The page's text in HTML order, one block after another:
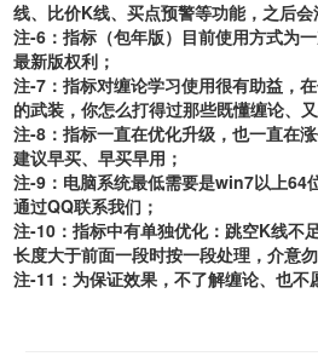
线、比价K线、买点预警等功能，之后会
注-6：指标（包年版）目前使用方式为
最新版权利；
注-7：指标对缠论学习使用很有助益，
的武装，你怎么打得过那些既懂缠论、
注-8：指标一直在优化升级，也一直在
建议早买、早买早用；
注-9：电脑系统最低需要是win7以上64
通过QQ联系我们；
注-10：指标中有单独优化：跳空K线不
长度大于前面一段时按一段处理，介意勿
注-11：为保证效果，不了解缠论、也不